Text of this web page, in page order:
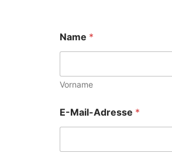
Name *
Vorname
E-Mail-Adresse *